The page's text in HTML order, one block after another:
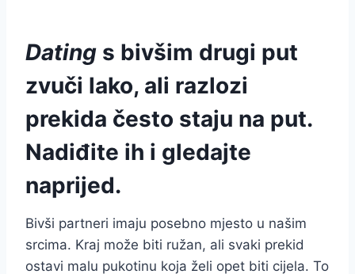
Dating s bivšim drugi put
zvuči lako, ali razlozi
prekida često staju na put.
Nadiđite ih i gledajte
naprijed.
Bivši partneri imaju posebno mjesto u našim
srcima. Kraj može biti ružan, ali svaki prekid
ostavi malu pukotinu koja želi opet biti cijela. To